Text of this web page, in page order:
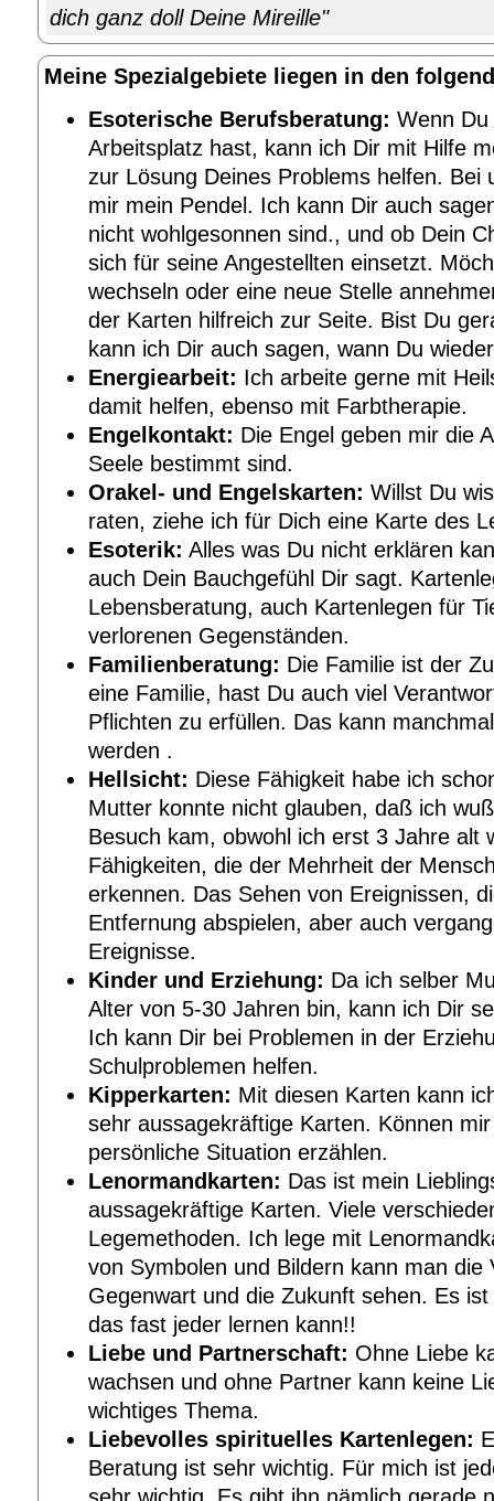
dich ganz doll Deine Mireille"
Meine Spezialgebiete liegen in den
Esoterische Berufsberatung: Wenn
Arbeitsplatz hast, kann ich Dir mit Hilfe
zur Lösung Deines Problems helfen. Bei
mir mein Pendel. Ich kann Dir auch
nicht wohlgesonnen sind., und ob Dein
sich für seine Angestellten einsetzt.
wechseln oder eine neue Stelle
der Karten hilfreich zur Seite. Bist Du
kann ich Dir auch sagen, wann Du
Energiearbeit: Ich arbeite gerne mit
damit helfen, ebenso mit Farbtherapie.
Engelkontakt: Die Engel geben mir die
Seele bestimmt sind.
Orakel- und Engelskarten: Willst Du
raten, ziehe ich für Dich eine Karte des
Esoterik: Alles was Du nicht erklären
auch Dein Bauchgefühl Dir sagt.
Lebensberatung, auch Kartenlegen für
verlorenen Gegenständen.
Familienberatung: Die Familie ist der
eine Familie, hast Du auch viel
Pflichten zu erfüllen. Das kann
werden .
Hellsicht: Diese Fähigkeit habe ich
Mutter konnte nicht glauben, daß ich
Besuch kam, obwohl ich erst 3 Jahre alt
Fähigkeiten, die der Mehrheit der
erkennen. Das Sehen von Ereignissen,
Entfernung abspielen, aber auch
Ereignisse.
Kinder und Erziehung: Da ich selber
Alter von 5-30 Jahren bin, kann ich Dir
Ich kann Dir bei Problemen in der
Schulproblemen helfen.
Kipperkarten: Mit diesen Karten kann
sehr aussagekräftige Karten. Können
persönliche Situation erzählen.
Lenormandkarten: Das ist mein
aussagekräftige Karten. Viele
Legemethoden. Ich lege mit
von Symbolen und Bildern kann man die
Gegenwart und die Zukunft sehen. Es
das fast jeder lernen kann!!
Liebe und Partnerschaft: Ohne Liebe
wachsen und ohne Partner kann keine
wichtiges Thema.
Liebevolles spirituelles Kartenlegen:
Beratung ist sehr wichtig. Für mich ist